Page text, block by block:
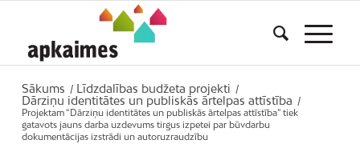
Sākums / Līdzdalības budžeta projekti /
Dārziņu identitātes un publiskās ārtelpas attīstība
/
Projektam “Dārziņu identitātes un publiskās ārtelpas attīstība” tiek
gatavots jauns darba uzdevums tirgus izpetei par būvdarbu
dokumentācijas izstrādi un autoruzraudzību